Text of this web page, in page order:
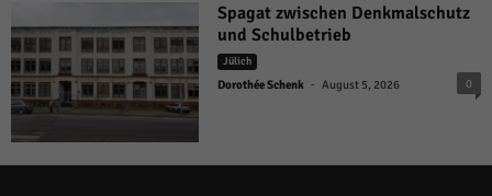
Spagat zwischen Denkmalschutz
und Schulbetrieb
Jülich
Dorothée Schenk - August 5, 2026 0